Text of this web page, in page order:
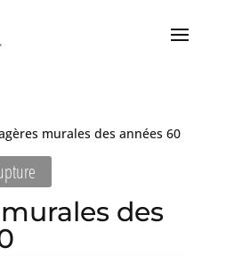
murales des années 60
des